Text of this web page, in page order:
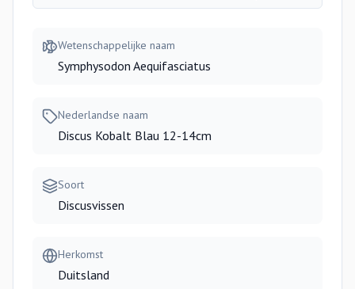
Wetenschappelijke naam
Symphysodon Aequifasciatus
Nederlandse naam
Discus Kobalt Blau 12-14cm
Soort
Discusvissen
Herkomst
Duitsland